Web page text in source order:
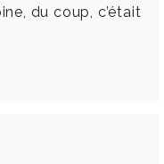
du coup, c’était